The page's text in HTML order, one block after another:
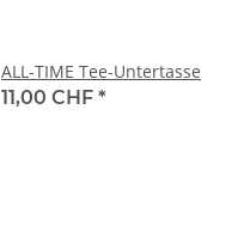
ALL-TIME Tee-Untertasse
11,00 CHF *